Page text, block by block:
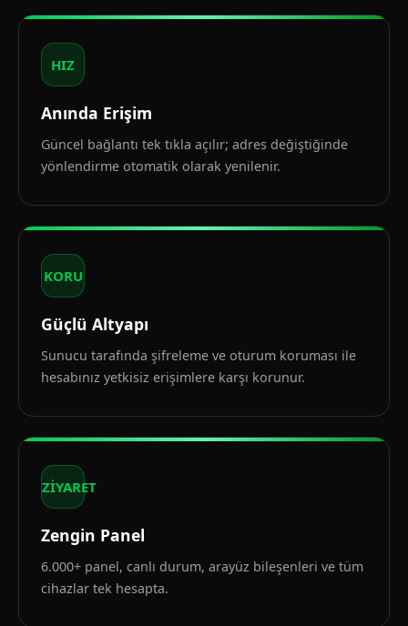
HIZ
Anında Erişim
Güncel bağlantı tek tıkla açılır; adres değiştiğinde
yönlendirme otomatik olarak yenilenir.
KORU
Güçlü Altyapı
Sunucu tarafında şifreleme ve oturum koruması ile
hesabınız yetkisiz erişimlere karşı korunur.
ZİYARET
Zengin Panel
6.000+ panel, canlı durum, arayüz bileşenleri ve tüm
cihazlar tek hesapta.